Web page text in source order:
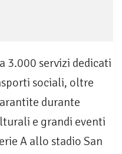
3.000 servizi dedicati
sociali, oltre
durante
e grandi eventi
A allo stadio San